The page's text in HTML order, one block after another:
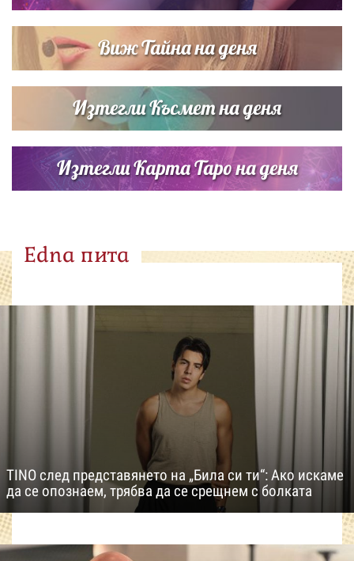
Виж Тайна на деня
Изтегли Късмет на деня
Изтегли Карта Таро на деня
Edna пита
TINO след представянето на „Била си ти“: Ако искаме
да се опознаем, трябва да се срещнем с болката